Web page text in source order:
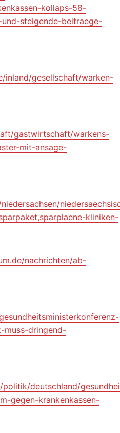
kollaps-58-
steigende-beitraege-
inland/gesellschaft/warken-
gastwirtschaft/warkens-
mit-ansage-
kliniken-
nachrichten/ab-
muss-dringend-
deutschland/
gegen-krankenkassen-